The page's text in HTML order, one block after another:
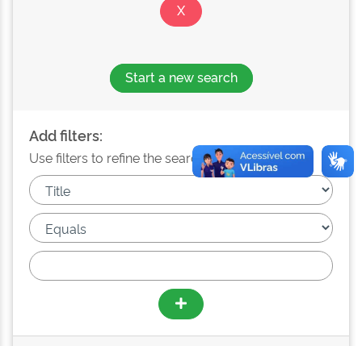
Start a new search
Add filters:
Use filters to refine the search results.